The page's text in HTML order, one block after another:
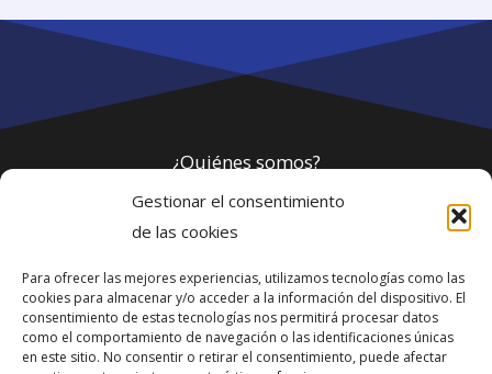
Gestionar el consentimiento
de las cookies
Para ofrecer las mejores experiencias, utilizamos tecnologías como las
cookies para almacenar y/o acceder a la información del dispositivo. El
consentimiento de estas tecnologías nos permitirá procesar datos
como el comportamiento de navegación o las identificaciones únicas
en este sitio. No consentir o retirar el consentimiento, puede afectar
¿Quiénes somos?
Política de privacidad
Webmaster
soporte@fotosdlahabana.com
Nuestro e-mail: